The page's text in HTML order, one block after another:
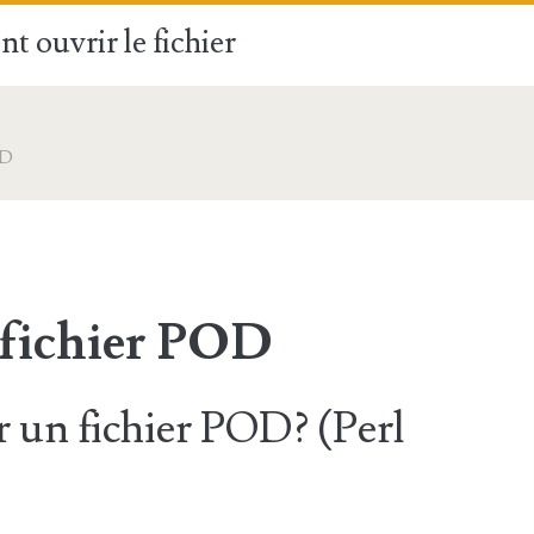
ouvrir le fichier
POD
fichier POD? (Perl